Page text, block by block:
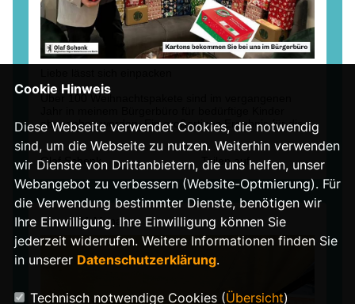
Über 100 Weihnachtspakete sind im vergangenen
abgegeben worden. Ein großartiges Ergebnis für die
Aktion "WEIHNACHTEN IM SCHUHKARTON". Jetzt ist
es bald wieder soweit. Vom 10. Bis zum 17. November
2025 ist Abgabewoche. Bei der Geschenkaktion der
christlichen Hilfsorganisation Samaritan?s Purse kann
jeder mitmachen. Kuscheltiere, Schulsachen,
Kinderkleidung oder Spielzeug ? alles, was in einen
Schuhkarton passt und Kindern Freude bereitet, darf
eingepackt werden. Ich freue mich auch in diesem
Jahr über viele liebevoll zusammengestellte
Geschenke. Abgabe von Montag bis Freitag von 10:00
bis 16:00, mittwochs bis 18:00 in der Krokusstraße 86.
samariter.org/projekte/weihnachten-im-schuhkarton/
Olaf Schenk Teilen auf
vor11 Monaten
Cookie Hinweis
Diese Webseite verwendet Cookies, die notwendig
sind, um die Webseite zu nutzen. Weiterhin verwenden
wir Dienste von Drittanbietern, die uns helfen, unser
Webangebot zu verbessern (Website-Optmierung). Für
die Verwendung bestimmter Dienste, benötigen wir
Ihre Einwilligung. Ihre Einwilligung können Sie
jederzeit widerrufen. Weitere Informationen finden Sie
in unserer Datenschutzerklärung.
Technisch notwendige Cookies (Übersicht)